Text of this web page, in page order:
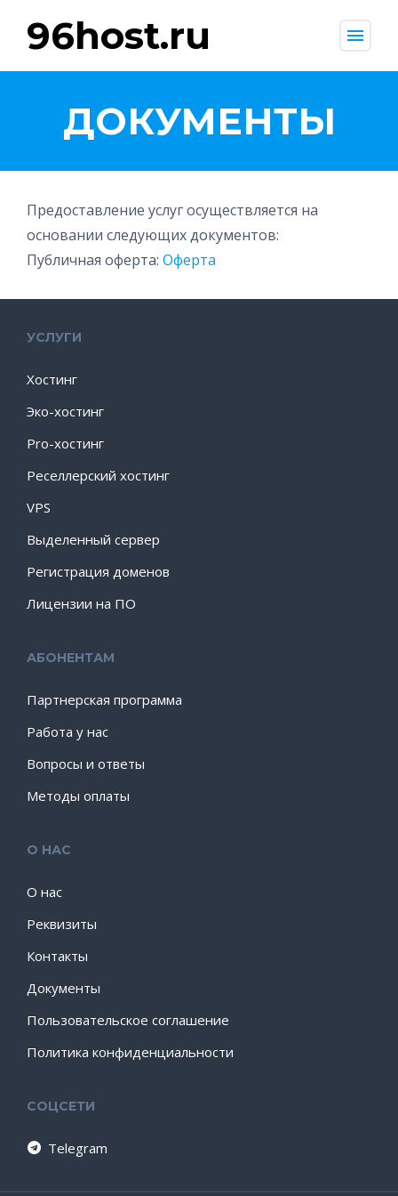
96host.ru menu
ДОКУМЕНТЫ
Предоставление услуг осуществляется на
основании следующих документов:
Публичная оферта: Оферта
УСЛУГИ
Хостинг
Эко-хостинг
Pro-хостинг
Реселлерский хостинг
VPS
Выделенный сервер
Регистрация доменов
Лицензии на ПО
АБОНЕНТАМ
Партнерская программа
Работа у нас
Вопросы и ответы
Методы оплаты
О НАС
О нас
Реквизиты
Контакты
Документы
Пользовательское соглашение
Политика конфиденциальности
СОЦСЕТИ
Telegram